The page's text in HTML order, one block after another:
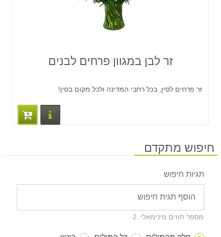
זר לבן במגוון פרחים לבנים
זר פרחים לסין, בכל רחבי המדינה ולכל מקום בסין!
פרטים
חיפוש מתקדם
תגיות חיפוש
מספר תווים מינימאלי: 2